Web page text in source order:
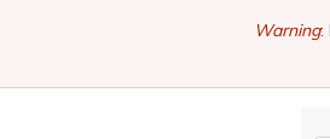
Warning: